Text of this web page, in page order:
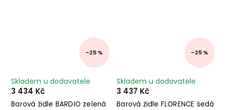
–25 %
Barová židle BARDIO zelená
Skladem u dodavatele
3 434 Kč
–25 %
Barová židle FLORENCE šedá
Skladem u dodavatele
3 437 Kč